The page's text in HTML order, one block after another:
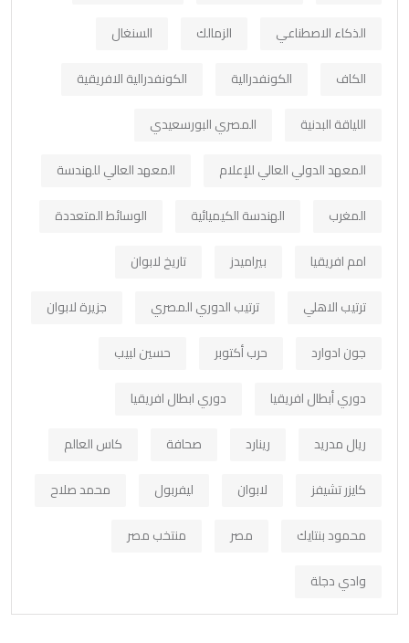
الذكاء الاصطناعي
الزمالك
السنغال
الكاف
الكونفدرالية
الكونفدرالية الافريقية
اللياقة البدنية
المصري البورسعيدي
المعهد الدولي العالي للإعلام
المعهد العالي للهندسة
المغرب
الهندسة الكيميائية
الوسائط المتعددة
امم افريقيا
بيراميدز
تاريخ لابوان
ترتيب الاهلي
ترتيب الدوري المصري
جزيرة لابوان
جون ادوارد
حرب أكتوبر
حسين لبيب
دوري أبطال افريقيا
دوري ابطال افريقيا
ريال مدريد
رينارد صحافة
كاس العالم
كايزر تشيفز
لابوان ليفربول
محمد صلاح
محمود بنتايك
مصر
منتخب مصر
وادي دجلة